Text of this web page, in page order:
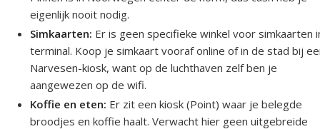
eigenlijk nooit nodig.
Simkaarten: Er is geen specifieke winkel voor simkaarten
terminal. Koop je simkaart vooraf online of in de stad bij
Narvesen-kiosk, want op de luchthaven zelf ben je
aangewezen op de wifi.
Koffie en eten: Er zit een kiosk (Point) waar je belegde
broodjes en koffie haalt. Verwacht hier geen uitgebreide